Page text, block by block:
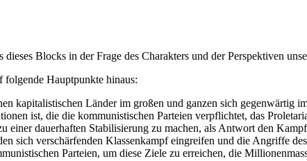
Blocks in der Frage des Charakters und der Perspektiven
folgende Hauptpunkte hinaus:
kapitalistischen Länder im großen und ganzen sich gegenwärtig
ist, die die kommunistischen Parteien verpflichtet, das
einer dauerhaften Stabilisierung zu machen, als Antwort den
sich verschärfenden Klassenkampf eingreifen und die Angriffe
Parteien, um diese Ziele zu erreichen, die